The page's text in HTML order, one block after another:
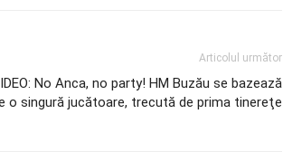
Articolul următor
No Anca, no party! HM Buzău se bazează
o singură jucătoare, trecută de prima tinereţe